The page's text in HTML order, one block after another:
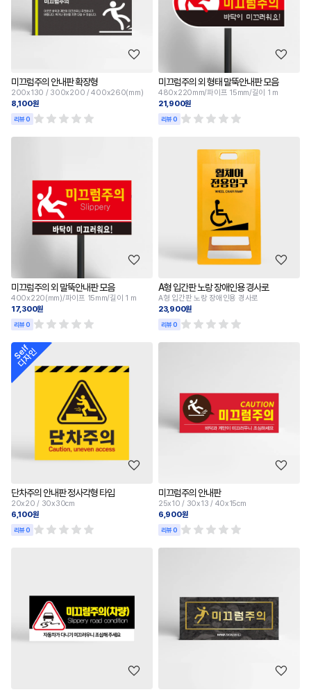
미끄럼주의 안내판 확장형
200x130 / 300x200 / 400x260(mm)
8,100원
리뷰 0
미끄럼주의 외 형태 말뚝안내판 모음
480x220mm/파이프 15mm/길이 1 m
21,900원
리뷰 0
미끄럼주의 외 말뚝안내판 모음
400x220(mm)/파이프 15mm/길이 1 m
17,300원
리뷰 0
A형 입간판 노랑 장애인용 경사로
A형 입간판 노랑 장애인용 경사로
23,900원
리뷰 0
단차주의 안내판 정사각형 타입
20x20 / 30x30cm
6,100원
리뷰 0
미끄럼주의 안내판
25x10 / 30x13 / 40x15cm
6,900원
리뷰 0